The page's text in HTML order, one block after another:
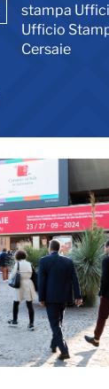
stampa
Ufficio
Cersaie